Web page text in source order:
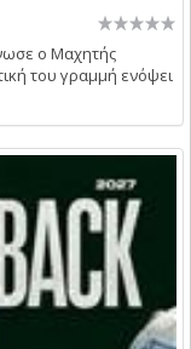
ο Μαχητής
του γραμμή ενόψει